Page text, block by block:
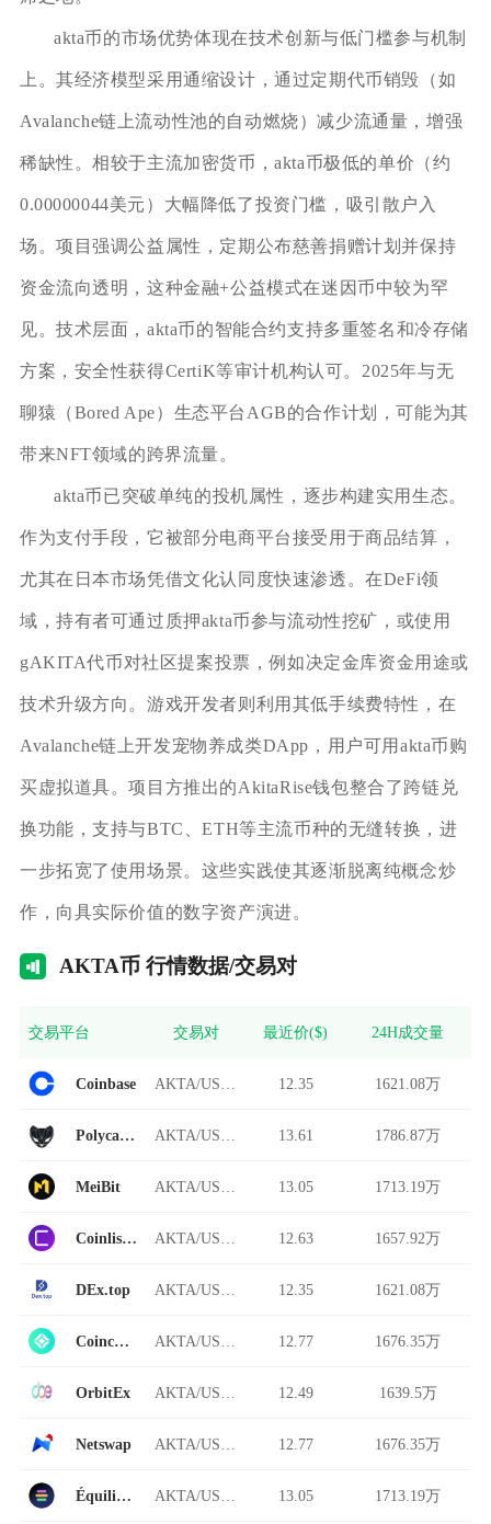
akta币的市场优势体现在技术创新与低门槛参与机制
上。其经济模型采用通缩设计，通过定期代币销毁（如
Avalanche链上流动性池的自动燃烧）减少流通量，增强
稀缺性。相较于主流加密货币，akta币极低的单价（约
0.00000044美元）大幅降低了投资门槛，吸引散户入
场。项目强调公益属性，定期公布慈善捐赠计划并保持
资金流向透明，这种金融+公益模式在迷因币中较为罕
见。技术层面，akta币的智能合约支持多重签名和冷存储
方案，安全性获得CertiK等审计机构认可。2025年与无
聊猿（Bored Ape）生态平台AGB的合作计划，可能为其
带来NFT领域的跨界流量。
akta币已突破单纯的投机属性，逐步构建实用生态。
作为支付手段，它被部分电商平台接受用于商品结算，
尤其在日本市场凭借文化认同度快速渗透。在DeFi领
域，持有者可通过质押akta币参与流动性挖矿，或使用
gAKITA代币对社区提案投票，例如决定金库资金用途或
技术升级方向。游戏开发者则利用其低手续费特性，在
Avalanche链上开发宠物养成类DApp，用户可用akta币购
买虚拟道具。项目方推出的AkitaRise钱包整合了跨链兑
换功能，支持与BTC、ETH等主流币种的无缝转换，进
一步拓宽了使用场景。这些实践使其逐渐脱离纯概念炒
作，向具实际价值的数字资产演进。
AKTA币 行情数据/交易对
交易平台 交易对 最近价($) 24H成交量
Coinbase 12.35 1621.08万
Polycat Finance 13.61 1786.87万
MeiBit 13.05 1713.19万
Coinlist Pro 12.63 1657.92万
DEx.top 12.35 1621.08万
Coincheck 12.77 1676.35万
OrbitEx 12.49 1639.5万
Netswap 12.77 1676.35万
Équilibre 13.05 1713.19万